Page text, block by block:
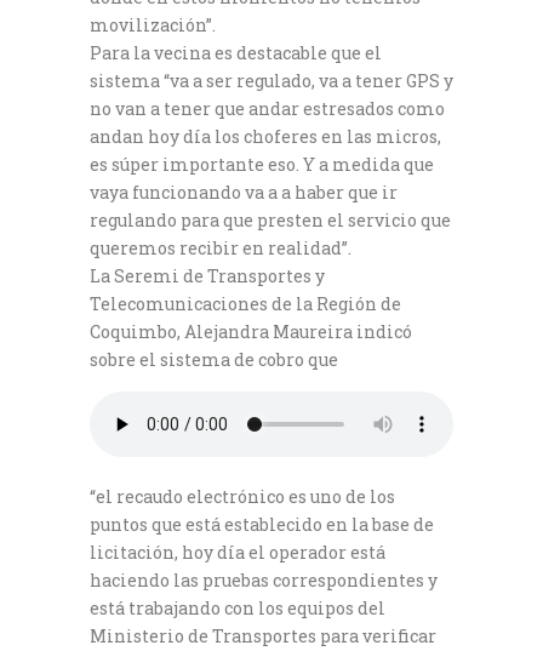
movilización”.
Para la vecina es destacable que el
sistema “va a ser regulado, va a tener GPS y
no van a tener que andar estresados como
andan hoy día los choferes en las micros,
es súper importante eso. Y a medida que
vaya funcionando va a a haber que ir
regulando para que presten el servicio que
queremos recibir en realidad”.
La Seremi de Transportes y
Telecomunicaciones de la Región de
Coquimbo, Alejandra Maureira indicó
sobre el sistema de cobro que
“el recaudo electrónico es uno de los
puntos que está establecido en la base de
licitación, hoy día el operador está
haciendo las pruebas correspondientes y
está trabajando con los equipos del
Ministerio de Transportes para verificar